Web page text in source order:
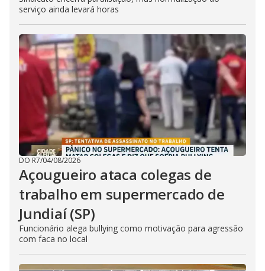
serviço ainda levará horas
DO R7/04/08/2026
Açougueiro ataca colegas de
trabalho em supermercado de
Jundiaí (SP)
Funcionário alega bullying como motivação para agressão
com faca no local